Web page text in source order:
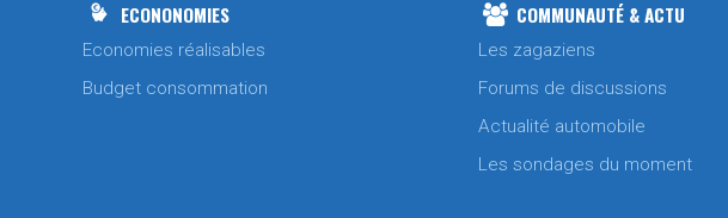
ECONONOMIES
Economies réalisables
Budget consommation
COMMUNAUTÉ & ACTU
Les zagaziens
Forums de discussions
Actualité automobile
Les sondages du moment